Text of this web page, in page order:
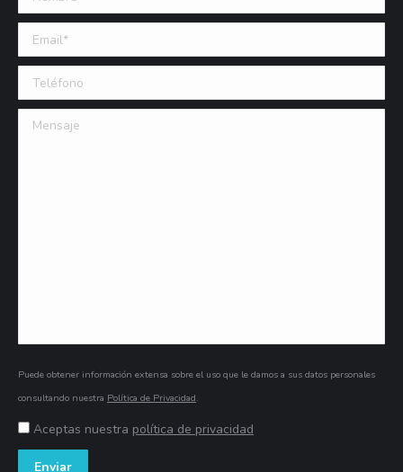
Email (requerido)
Teléfono
Mensaje
Puede obtener información extensa sobre el uso que le damos a sus datos personales
consultando nuestra Política de Privacidad.
Aceptas nuestra política de privacidad